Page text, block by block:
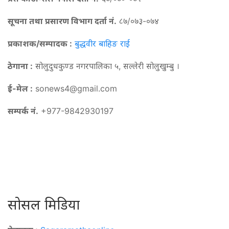
सूचना तथा प्रसारण विभाग दर्ता नं. ८७/०७३-०७४
प्रकाशक/सम्पादक : बुद्धवीर बाहिङ राई
ठेगाना : सोलुदुधकुण्ड नगरपालिका ५, सल्लेरी सोलुखुम्बु ।
ई-मेल : sonews4@gmail.com
सम्पर्क नं. +977-9842930197
सोसल मिडिया